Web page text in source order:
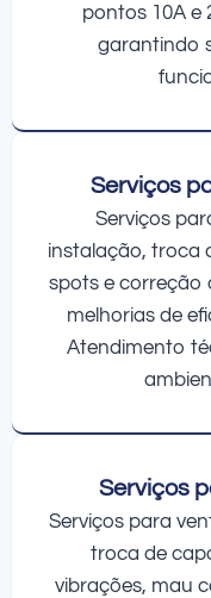
pontos 10A e
garantindo
Serviços
Serviços
instalação, troca
spots e correção
melhorias de
Atendimento
Serviços
Serviços para
troca de
vibrações, mau